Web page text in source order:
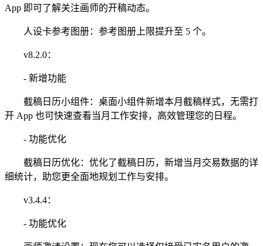
App 即可了解关注画师的开稿动态。
人设卡参考图册：参考图册上限提升至 5 个。
v8.2.0：
- 新增功能
截稿日历小组件：桌面小组件新增本月截稿样式，无需打
开 App 也可快速查看当月工作安排，高效管理您的日程。
- 功能优化
截稿日历优化：优化了截稿日历，新增当月交易数据的详
细统计，助您更全面地规划工作与安排。
v3.4.4：
- 功能优化